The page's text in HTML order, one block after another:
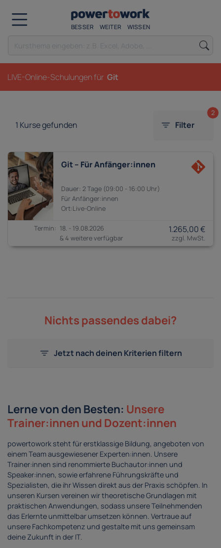
BESSER WEITER WISSEN
LIVE-Online-Schulungen für Git
1 Kurse gefunden Filter
2
Git – Für Anfänger:innen
2 Tage 09:00 - 16:00
Anfänger:innen
18. - 19.08.2026
& 4 weitere verfügbar
1.265,00 €
Nichts passendes dabei?
Jetzt nach deinen Kriterien filtern
Lerne von den Besten: Unsere
Trainer:innen und Dozent:innen
powertowork steht für erstklassige Bildung, angeboten von
einem Team ausgewiesener Experten:innen. Unsere
Trainer:innen sind renommierte Buchautor:innen und
Speaker:innen, sowie erfahrene Führungskräfte und
Spezialisten, die ihr Wissen direkt aus der Praxis schöpfen. In
unseren Kursen vereinen wir theoretische Grundlagen mit
praktischen Anwendungen, sodass unsere Teilnehmenden
das Erlernte unmittelbar umsetzen können. Vertraue auf
unsere Fachkompetenz und gestalte mit uns gemeinsam
deine Zukunft in der IT.